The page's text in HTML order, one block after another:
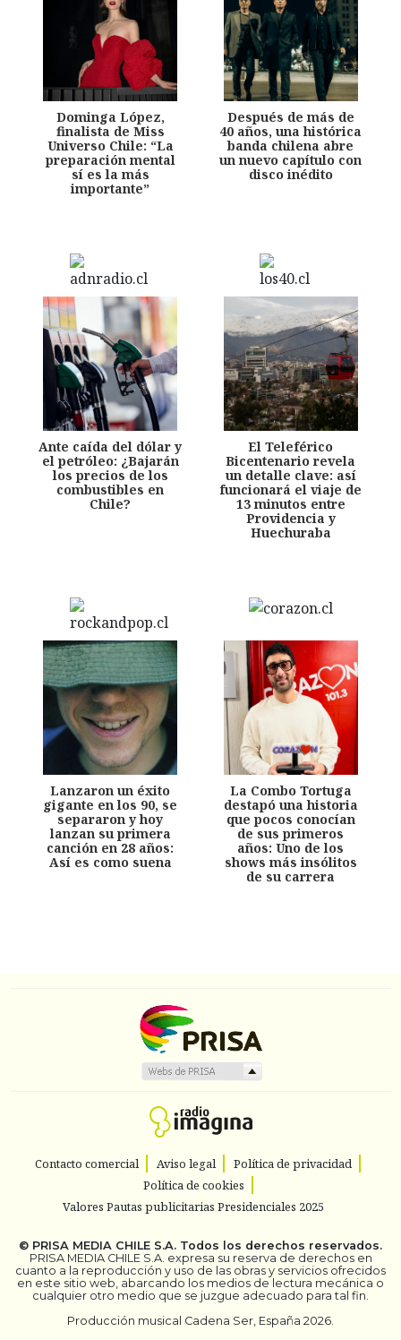
Dominga López,
finalista de Miss
Universo Chile: “La
preparación mental
sí es la más
importante”
Después de más de
40 años, una histórica
banda chilena abre
un nuevo capítulo con
disco inédito
Ante caída del dólar y
el petróleo: ¿Bajarán
los precios de los
combustibles en
Chile?
El Teleférico
Bicentenario revela
un detalle clave: así
funcionará el viaje de
13 minutos entre
Providencia y
Huechuraba
Lanzaron un éxito
gigante en los 90, se
separaron y hoy
lanzan su primera
canción en 28 años:
Así es como suena
La Combo Tortuga
destapó una historia
que pocos conocían
de sus primeros
años: Uno de los
shows más insólitos
de su carrera
Contacto comercial Aviso legal
Política de privacidad
Política de cookies
Valores Pautas publicitarias Presidenciales 2025
© PRISA MEDIA CHILE S.A. Todos los derechos reservados.
PRISA MEDIA CHILE S.A. expresa su reserva de derechos en
cuanto a la reproducción y uso de las obras y servicios ofrecidos
en este sitio web, abarcando los medios de lectura mecánica o
cualquier otro medio que se juzgue adecuado para tal fin.
Producción musical Cadena Ser, España 2026.